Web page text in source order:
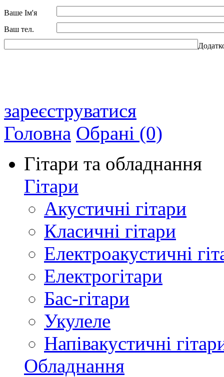
Ваше Ім'я
Ваш тел.
зареєструватися
Головна Обрані (0)
Гітари та обладнання
Гітари
Акустичні гітари
Класичні гітари
Електроакустичні
Електрогітари
Бас-гітари
Укулеле
Напівакустичні
Обладнання